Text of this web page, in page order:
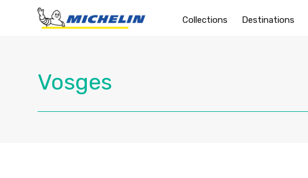
Collections Destinations